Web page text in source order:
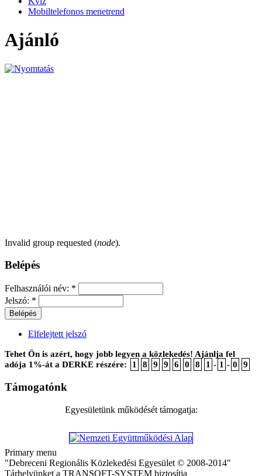
Mobiltelefonos menetrend
Ajánló
Invalid group requested (node).
Belépés
Felhasználói név: *
Jelszó: *
Elfelejtett jelszó
Tehet Ön is azért, hogy jobb legyen a közlekedés! Ajánlja fel
adója 1%-át a DERKE részére:
1 8 9 9 6 0 8 1 - 1 - 0 9
Támogatónk
Egyesületünk működését támogatja:
Primary menu
"Debreceni Regionális Közlekedési Egyesület © 2008-2014"
Tárhelyünket a TRANSOFT-SYSTEM biztosítja